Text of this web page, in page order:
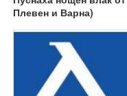
Плевен и Варна)